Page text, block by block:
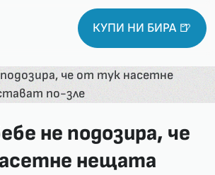
КУПИ НИ БИРА 🍺
не подозира, че
нещата